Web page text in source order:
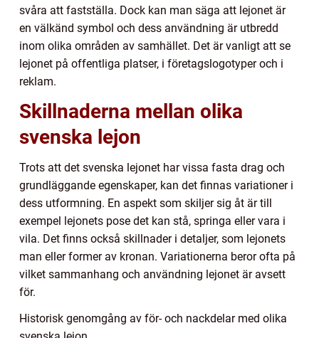
svåra att fastställa. Dock kan man säga att lejonet är
en välkänd symbol och dess användning är utbredd
inom olika områden av samhället. Det är vanligt att se
lejonet på offentliga platser, i företagslogotyper och i
reklam.
Skillnaderna mellan olika
svenska lejon
Trots att det svenska lejonet har vissa fasta drag och
grundläggande egenskaper, kan det finnas variationer i
dess utformning. En aspekt som skiljer sig åt är till
exempel lejonets pose det kan stå, springa eller vara i
vila. Det finns också skillnader i detaljer, som lejonets
man eller former av kronan. Variationerna beror ofta på
vilket sammanhang och användning lejonet är avsett
för.
Historisk genomgång av för- och nackdelar med olika